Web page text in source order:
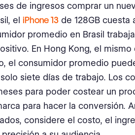
de ingresos comprar un
el iPhone 13 de 128GB cuesta
promedio en Brasil
En Hong Kong, el
el consumidor promedio
siete días de trabajo. Los
para poder costear un
para hacer la conversión.
considere el costo, el